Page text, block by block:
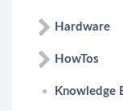
Hardware
HowTos
Knowledge